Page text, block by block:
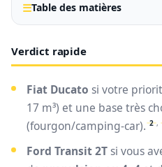
Table des matières
Verdict rapide
Fiat Ducato si votre
17 m³) et une base très
(fourgon/camping-car). 2 ,
Ford Transit 2Tsi vous